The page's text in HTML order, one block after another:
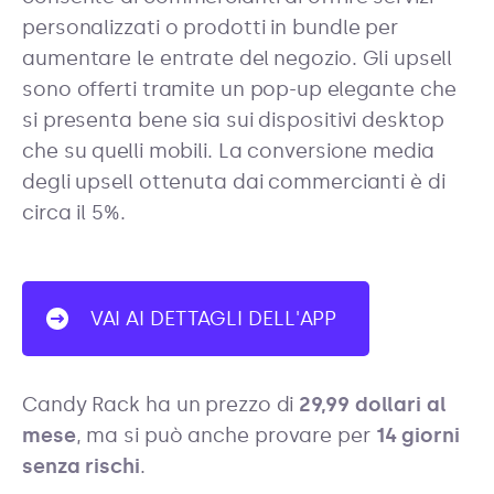
personalizzati o prodotti in bundle per
aumentare le entrate del negozio. Gli upsell
sono offerti tramite un pop-up elegante che
si presenta bene sia sui dispositivi desktop
che su quelli mobili. La conversione media
degli upsell ottenuta dai commercianti è di
circa il 5%.
VAI AI DETTAGLI DELL'APP
Candy Rack ha un prezzo di 29,99 dollari al
mese, ma si può anche provare per 14 giorni
senza rischi.